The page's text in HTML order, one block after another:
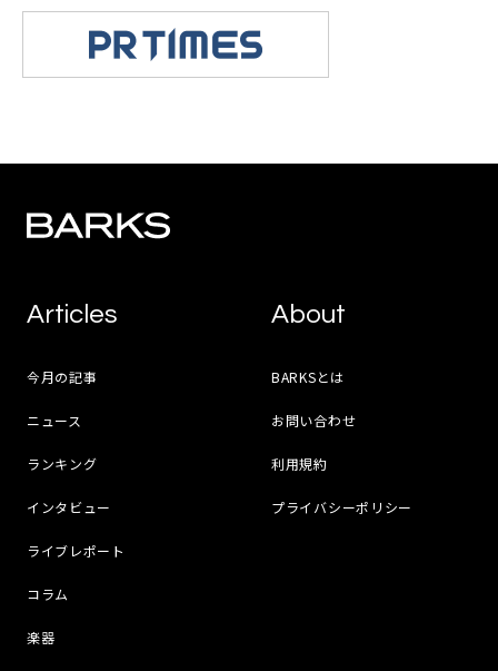
Articles
今月の記事
ニュース
ランキング
インタビュー
ライブレポート
コラム
楽器
About
BARKSとは
お問い合わせ
利用規約
プライバシーポリシー